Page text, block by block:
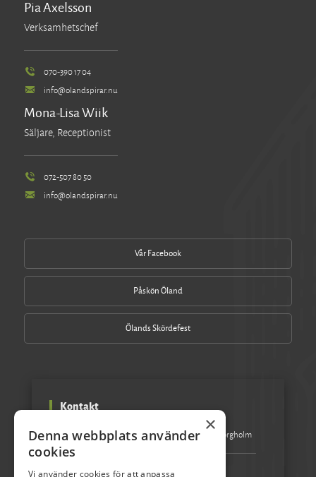
Pia Axelsson
Verksamhetschef
070-390 17 04
info@olandspirar.nu
Mona-Lisa Wiik
Säljare, Receptionist
072-507 80 50
info@olandspirar.nu
Vår Facebook
Påskön Öland
Ölands Skördefest
Kontakt
Besöksadress: Turistbyrån Storgatan 1 387 31 Borgholm
Epost: info@olandspirar.nu
×
Denna webbplats använder
cookies
Vi använder cookies för att anpassa